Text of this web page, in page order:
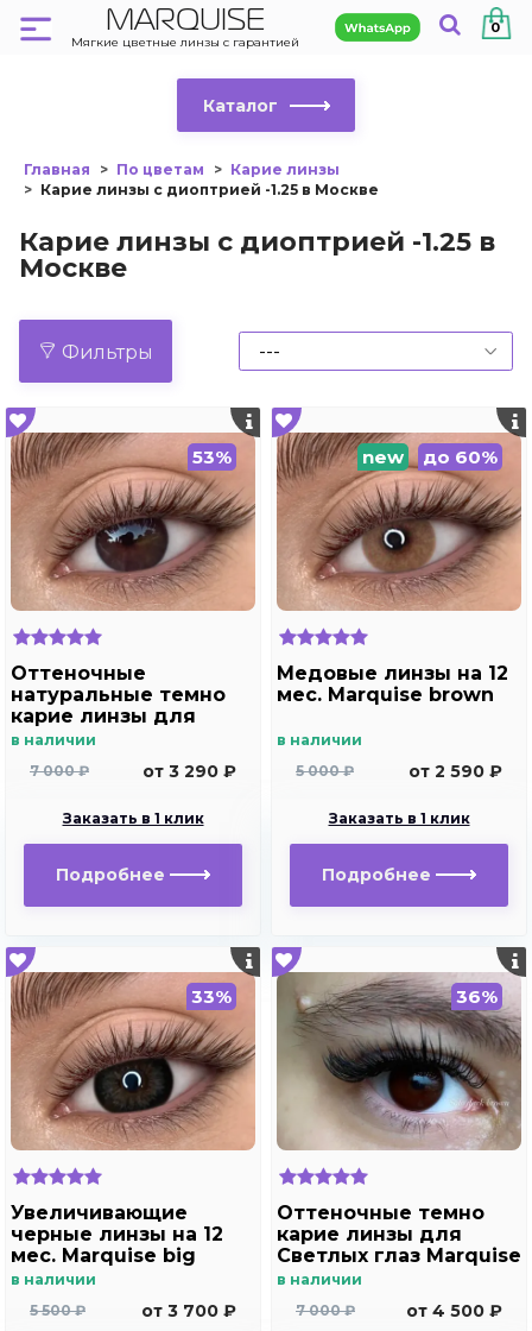
MARQUISE
Мягкие цветные линзы с гарантией
0
Каталог
Главная По цветам
Карие линзы
Карие линзы с диоптрией -1.25 в Москве
Карие линзы с диоптрией -1.25 в
Москве
Фильтры
53%
Оттеночные
натуральные темно
карие линзы для
Светлых глаз Marquise
(темно карие ) /
для дальнозоркости
и близорукости
в наличии
7 000 ₽
от 3 290 ₽
Заказать в 1 клик
Подробнее
new до 60%
Медовые линзы на 12
мес. Marquise brown
в наличии
5 000 ₽
от 2 590 ₽
Заказать в 1 клик
Подробнее
33%
Увеличивающие
черные линзы на 12
мес. Marquise big
black - gray
в наличии
5 500 ₽
от 3 700 ₽
36%
Оттеночные темно
карие линзы для
Светлых глаз Marquise
Solo Dark brown с
карие ) /Плюсовые
в наличии
7 000 ₽
от 4 500 ₽